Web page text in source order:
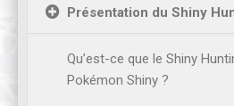
Présentation du Shiny
Qu’est-ce que le Shiny
Pokémon Shiny ?